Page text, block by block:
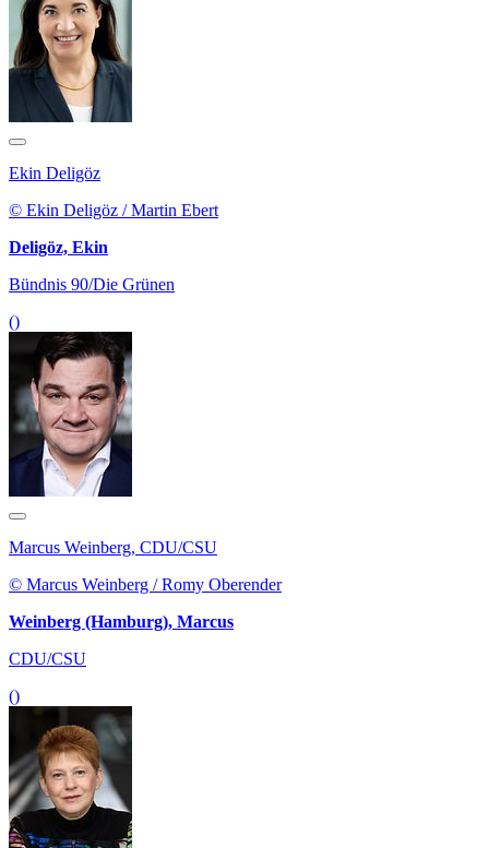
Ekin Deligöz
© Ekin Deligöz / Martin Ebert
Deligöz, Ekin
Bündnis 90/Die Grünen
()
Marcus Weinberg, CDU/CSU
© Marcus Weinberg / Romy Oberender
Weinberg (Hamburg), Marcus
CDU/CSU
()